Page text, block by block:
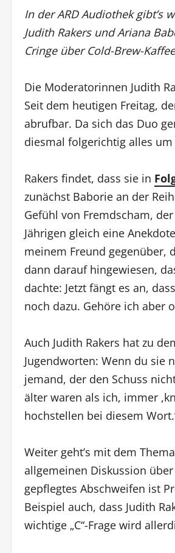
In der ARD Audiothek gibt’s
Judith Rakers und Ariana
Cringe über Cold-Brew-
Die Moderatorinnen Judith
Seit dem heutigen Freitag,
abrufbar. Da sich das Duo
diesmal folgerichtig alles um
Rakers findet, dass sie in
zunächst Baborie an der
Gefühl von Fremdscham,
Jährigen gleich eine
meinem Freund gegenüber,
dann darauf hingewiesen,
dachte: Jetzt fängt es an,
noch dazu. Gehöre ich aber
Auch Judith Rakers hat zu
Jugendworten: Wenn du sie
jemand, der den Schuss
älter waren als ich, immer
hochstellen bei diesem
Weiter geht’s mit dem
allgemeinen Diskussion
gepflegtes Abschweifen ist
Beispiel auch, dass Judith
wichtige „C“-Frage wird